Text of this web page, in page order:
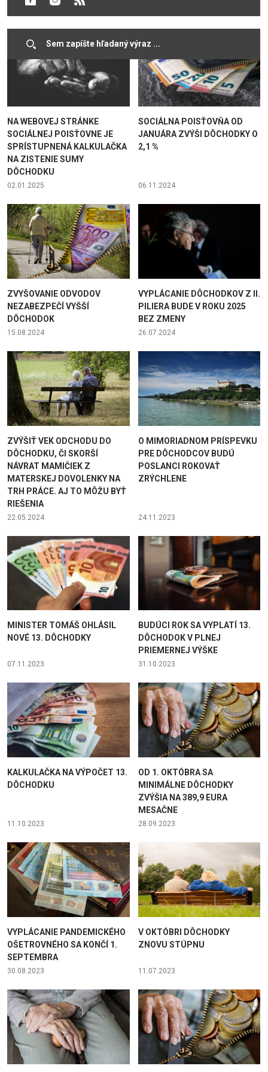
NA WEBOVEJ STRÁNKE
SOCIÁLNEJ POISŤOVNE JE
SPRÍSTUPNENÁ KALKULAČKA
NA ZISTENIE SUMY
DÔCHODKU
02.01.2025
SOCIÁLNA POISŤOVŇA OD
JANUÁRA ZVÝŠI DÔCHODKY O
2,1 %
06.11.2024
ZVYŠOVANIE ODVODOV
NEZABEZPEČÍ VYŠŠÍ
DÔCHODOK
15.08.2024
VYPLÁCANIE DÔCHODKOV Z II.
PILIERA BUDE V ROKU 2025
BEZ ZMENY
26.07.2024
ZVÝŠIŤ VEK ODCHODU DO
DÔCHODKU, ČI SKORŠÍ
NÁVRAT MAMIČIEK Z
MATERSKEJ DOVOLENKY NA
TRH PRÁCE. AJ TO MÔŽU BYŤ
RIEŠENIA
22.05.2024
O MIMORIADNOM PRÍSPEVKU
PRE DÔCHODCOV BUDÚ
POSLANCI ROKOVAŤ
ZRÝCHLENE
24.11.2023
MINISTER TOMÁŠ OHLÁSIL
NOVÉ 13. DÔCHODKY
07.11.2023
BUDÚCI ROK SA VYPLATÍ 13.
DÔCHODOK V PLNEJ
PRIEMERNEJ VÝŠKE
31.10.2023
KALKULAČKA NA VÝPOČET 13.
DÔCHODKU
11.10.2023
OD 1. OKTÓBRA SA
MINIMÁLNE DÔCHODKY
ZVÝŠIA NA 389,9 EURA
MESAČNE
28.09.2023
VYPLÁCANIE PANDEMICKÉHO
OŠETROVNÉHO SA KONČÍ 1.
SEPTEMBRA
30.08.2023
V OKTÓBRI DÔCHODKY
ZNOVU STÚPNU
11.07.2023